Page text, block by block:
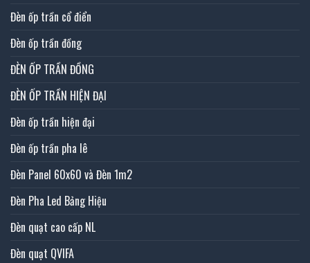
Đèn ốp trần cổ điển
Đèn ốp trần đồng
ĐÈN ỐP TRẦN ĐỒNG
ĐÈN ỐP TRẦN HIỆN ĐẠI
Đèn ốp trần hiện đại
Đèn ốp trần pha lê
Đèn Panel 60x60 và Đèn 1m2
Đèn Pha Led Bảng Hiệu
Đèn quạt cao cấp NL
Đèn quạt QVIFA